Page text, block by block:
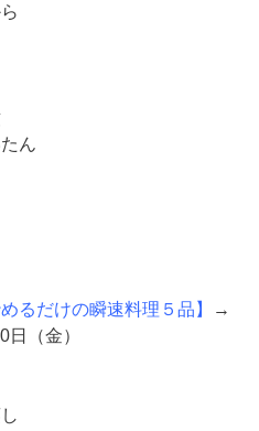
ん
るだけの瞬速料理５品】
→
（金）